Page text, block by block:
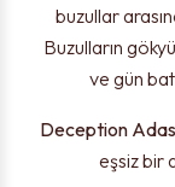
buzullar
Buzulların
ve gün
Deception
eşsiz bir